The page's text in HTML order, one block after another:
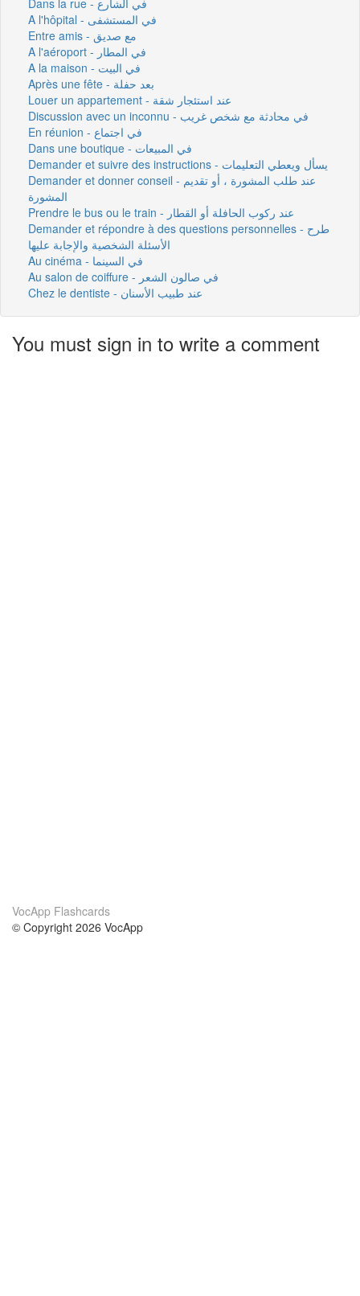
A l'hôpital - في المستشفى
Entre amis - مع صديق
A l'aéroport - في المطار
A la maison - في البيت
Après une fête - بعد حفلة
Louer un appartement - عند استئجار شقة
Discussion avec un inconnu - في محادثة مع شخص غريب
En réunion - في اجتماع
Dans une boutique - في المبيعات
Demander et suivre des instructions - يسأل ويعطي التعليمات
Demander et donner conseil - عند طلب المشورة ، أو تقديم
المشورة
Prendre le bus ou le train - عند ركوب الحافلة أو القطار
Demander et répondre à des questions personnelles - طرح
الأسئلة الشخصية والإجابة عليها
Au cinéma - في السينما
Au salon de coiffure - في صالون الشعر
Chez le dentiste - عند طبيب الأسنان
You must sign in to write a comment
VocApp Flashcards
© Copyright 2026 VocApp